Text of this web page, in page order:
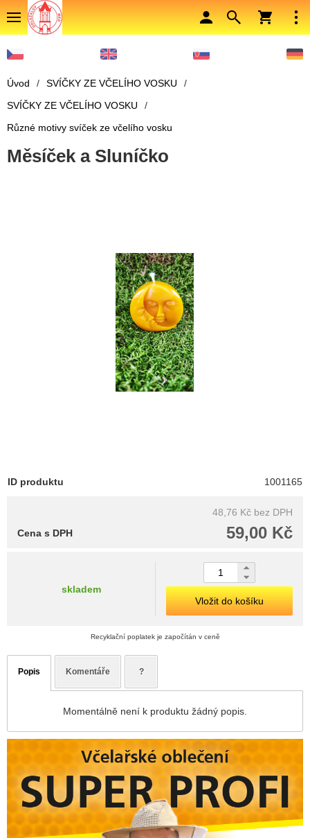
Úvod / SVÍČKY ZE VČELÍHO VOSKU
/
SVÍČKY ZE VČELÍHO VOSKU
/
Různé motivy svíček ze včelího vosku
Měsíček a Sluníčko
ID produktu 1001165
48,76 Kč bez DPH
59,00 Kč
Cena s DPH
skladem
Vložit do košíku
Recyklační poplatek je započítán v ceně
Popis Komentáře ?
Momentálně není k produktu žádný popis.